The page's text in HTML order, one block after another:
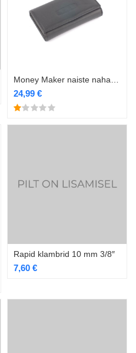
24,99 €
Rapid klambrid 10 mm 3/8″
7,60 €